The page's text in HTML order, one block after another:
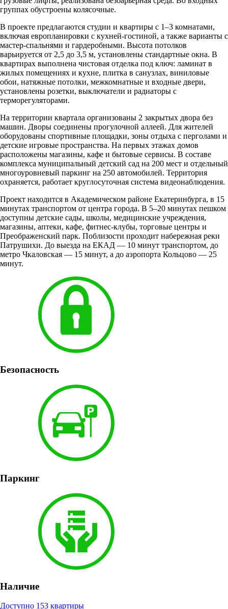
группах обустроены колясочные.
В проекте предлагаются студии и квартиры с 1–3 комнатами,
включая европланировки с кухней-гостиной, а также варианты с
мастер-спальнями и гардеробными. Высота потолков
варьируется от 2,5 до 3,5 м, установлены стандартные окна. В
квартирах выполнена чистовая отделка под ключ: ламинат в
жилых помещениях и кухне, плитка в санузлах, виниловые
обои, натяжные потолки, межкомнатные и входные двери,
установлены розетки, выключатели и радиаторы с
терморегуляторами.
На территории квартала организованы 2 закрытых двора без
машин. Дворы соединены прогулочной аллеей. Для жителей
оборудованы спортивные площадки, зоны отдыха с перголами и
детские игровые пространства. На первых этажах домов
расположены магазины, кафе и бытовые сервисы. В составе
комплекса муниципальный детский сад на 200 мест и отдельный
многоуровневый паркинг на 250 автомобилей. Территория
охраняется, работает круглосуточная система видеонаблюдения.
Проект находится в Академическом районе Екатеринбурга, в 15
минутах транспортом от центра города. В 5–20 минутах пешком
доступны детские сады, школы, медицинские учреждения,
магазины, аптеки, кафе, фитнес-клубы, торговые центры и
Преображенский парк. Поблизости проходит набережная реки
Патрушихи. До выезда на ЕКАД — 10 минут транспортом, до
метро Чкаловская — 15 минут, а до аэропорта Кольцово — 25
минут.
Безопасность
Паркинг
Наличие
Доступно 153 квартиры